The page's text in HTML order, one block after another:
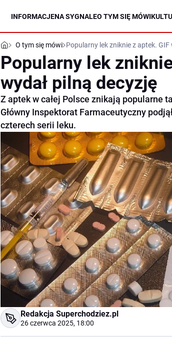
INFORMACJENA SYGNALEO TYM SIĘ MÓWI
O tym się mówi Popularny lek zniknie z aptek. GIF
Popularny lek
wydał pilną decyzję
Z aptek w całej Polsce znikają popularne
Główny Inspektorat Farmaceutyczny
czterech serii leku.
Redakcja Superchodziez.pl
26 czerwca 2025, 18:00